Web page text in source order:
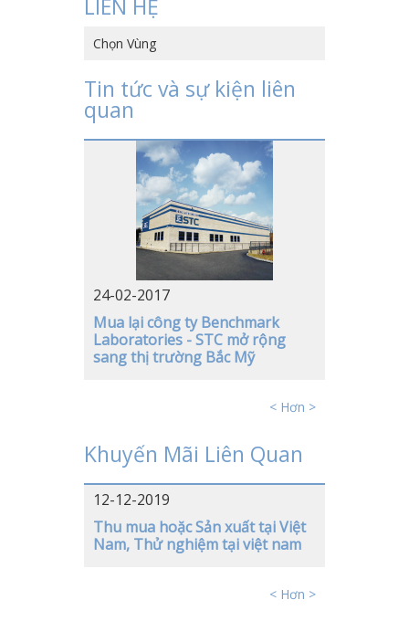
LIÊN HỆ
Chọn Vùng
HỒNG KÔNG, TRUNG QUỐC
TRUNG QUỐC
VIỆT NAM
NHẬT BẢN
Tin tức và sự kiện liên
quan
24-02-2017
Mua lại công ty Benchmark
Laboratories - STC mở rộng
sang thị trường Bắc Mỹ
< Hơn >
Khuyến Mãi Liên Quan
12-12-2019
Thu mua hoặc Sản xuất tại Việt
Nam, Thử nghiệm tại việt nam
< Hơn >